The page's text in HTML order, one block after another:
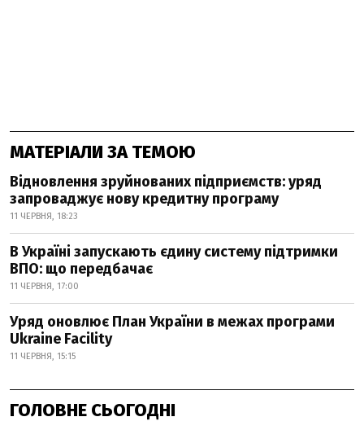
МАТЕРІАЛИ ЗА ТЕМОЮ
Відновлення зруйнованих підприємств: уряд
запроваджує нову кредитну програму
11 ЧЕРВНЯ, 18:23
В Україні запускають єдину систему підтримки
ВПО: що передбачає
11 ЧЕРВНЯ, 17:00
Уряд оновлює План України в межах програми
Ukraine Facility
11 ЧЕРВНЯ, 15:15
ГОЛОВНЕ СЬОГОДНІ